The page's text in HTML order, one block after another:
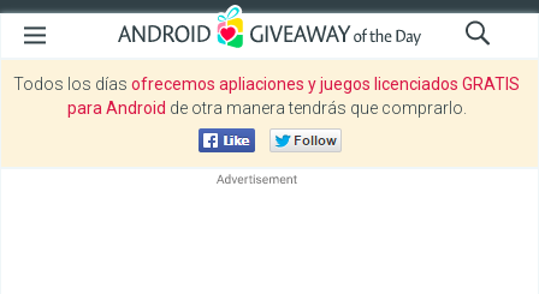
Todos los días ofrecemos apliaciones y juegos licenciados GRATIS
para Android de otra manera tendrás que comprarlo.